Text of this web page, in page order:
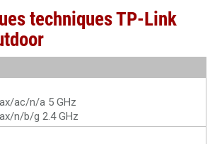
techniques TP-Link
ac/n/a 5 GHz
n/b/g 2.4 GHz